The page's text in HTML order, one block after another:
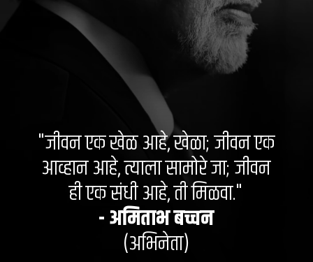
"जीवन एक खेळ आहे, खेळा; जीवन एक
आव्हान आहे, त्याला सामोरे जा; जीवन
ही एक संधी आहे, ती मिळवा."
- अमिताभ बच्चन
(अभिनेता)